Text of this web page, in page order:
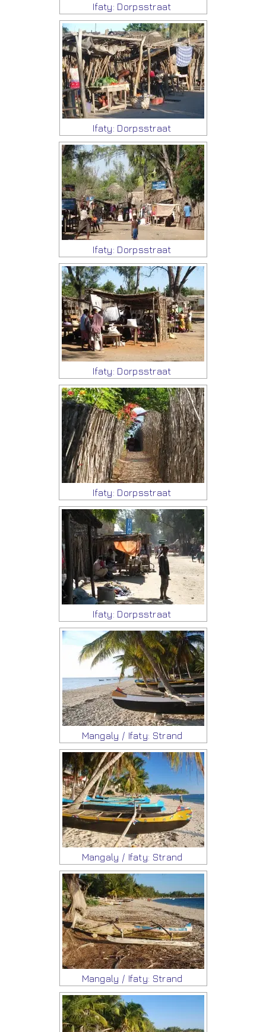
Ifaty: Dorpsstraat
Ifaty: Dorpsstraat
Ifaty: Dorpsstraat
Ifaty: Dorpsstraat
Ifaty: Dorpsstraat
Ifaty: Dorpsstraat
Mangaly / Ifaty: Strand
Mangaly / Ifaty: Strand
Mangaly / Ifaty: Strand